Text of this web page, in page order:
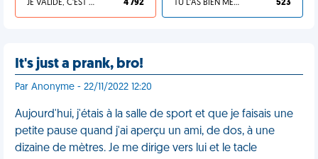
JE VALIDE, C'EST UNE VDM 4 792 TU L'AS BIEN MÉRITÉ 523
It's just a prank, bro!
Par Anonyme - 22/11/2022 12:20
Aujourd'hui, j'étais à la salle de sport et que je faisais une
petite pause quand j'ai aperçu un ami, de dos, à une
dizaine de mètres. Je me dirige vers lui et le tacle